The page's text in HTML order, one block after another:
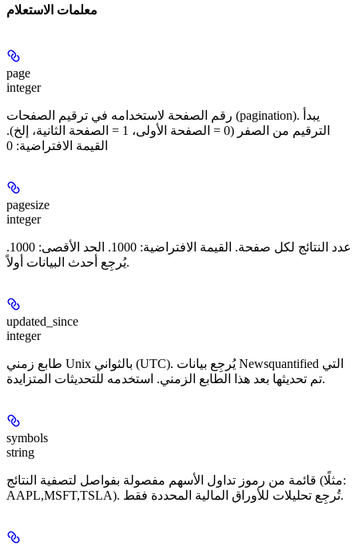
معلمات الاستعلام
page
integer
رقم الصفحة لاستخدامه في ترقيم الصفحات (pagination). يبدأ
الترقيم من الصفر (0 = الصفحة الأولى، 1 = الصفحة الثانية، إلخ).
القيمة الافتراضية: 0
pagesize
integer
عدد النتائج لكل صفحة. القيمة الافتراضية: 1000. الحد الأقصى: 1000.
يُرجِع أحدث البيانات أولاً.
updated_since
integer
طابع زمني Unix بالثواني (UTC). يُرجِع بيانات Newsquantified التي
تم تحديثها بعد هذا الطابع الزمني. استخدمه للتحديثات المتزايدة.
symbols
string
قائمة من رموز تداول الأسهم مفصولة بفواصل لتصفية النتائج (مثلًا:
AAPL,MSFT,TSLA). تُرجِع تحليلات للأوراق المالية المحددة فقط.